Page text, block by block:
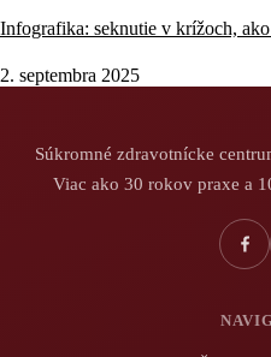
Infografika: seknutie v krížoch,
2. septembra 2025
Súkromné zdravotnícke
Viac ako 30 rokov praxe a